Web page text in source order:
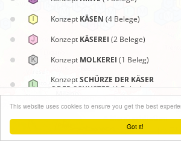
Got it!
This website uses cookies to ensure you get the best
Leaflet| ©OpenStreetMapcontributors
Konzept KÄSEN (4 Belege)
Konzept KÄSEREI (2 Belege)
Konzept MOLKEREI (1 Beleg)
KonzeptSCHÜRZE DER KÄSER
ODER SCHUSTER (1 Beleg)
KonzeptSENN
(56 Belege)
(1 Beleg)
Synoptische Karten
Menü schließen